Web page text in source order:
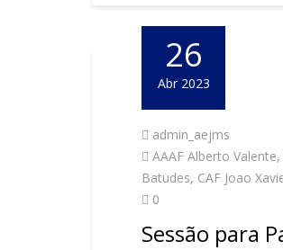
26
Abr 2023
admin_aejms
AAAF Alberto Valente,
Batudes, CAF Joao
0
Sessão para